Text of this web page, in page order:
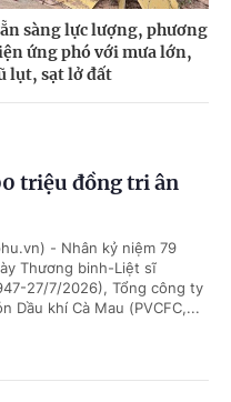
sàng lực lượng, phương
ứng phó với mưa lớn,
lụt, sạt lở đất
triệu đồng tri ân
- Nhân kỷ niệm 79
Thương binh-Liệt sĩ
27/7/2026), Tổng công ty
Dầu khí Cà Mau (PVCFC,...